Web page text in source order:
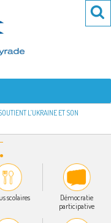
L’UKRAINE ET SON
scolaires
Démocratie
participative